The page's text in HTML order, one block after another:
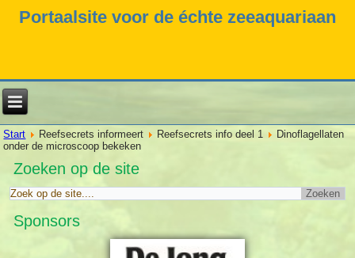
Portaalsite voor de échte zeeaquariaan
Start Reefsecrets informeert Reefsecrets info deel 1
Dinoflagellaten
onder de microscoop bekeken
Zoeken op de site
Sponsors